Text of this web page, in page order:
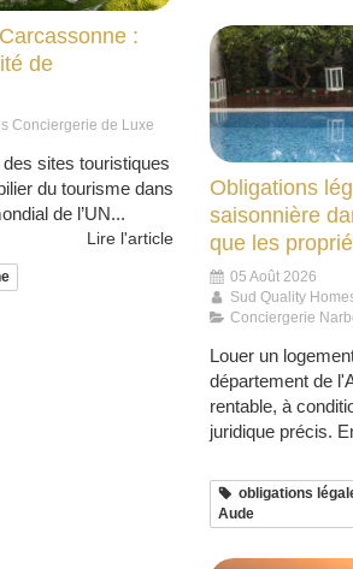
:
de
Conciergerie de Luxe
sites touristiques
du tourisme dans
de l’UN...
Lire l'article
Obligations
saisonnière
que les
05 Août 2026
Sud Quality
Conciergerie
Louer un
département de
rentable, à
juridique précis.
obligations
Aude